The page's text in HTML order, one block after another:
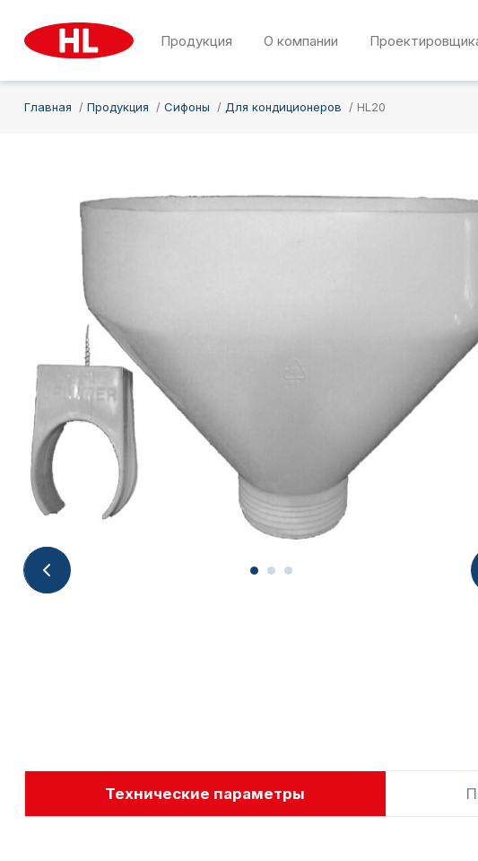
Продукция О компании
Главная Продукция Сифоны Для кондиционеров HL20
Технические параметры